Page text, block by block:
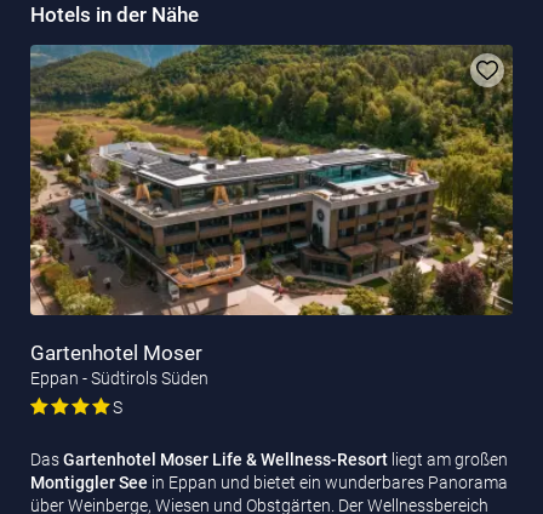
Hotels in der Nähe
Gartenhotel Moser
Eppan - Südtirols Süden
S
DasGartenhotel Moser Life & Wellness-Resort liegt am großen
Montiggler See in Eppan und bietet ein wunderbares Panorama
über Weinberge, Wiesen und Obstgärten. Der Wellnessbereich